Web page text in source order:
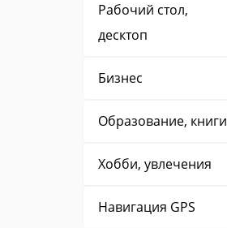
Рабочий стол,
десктоп
Бизнес
Образование, книги
Хобби, увлечения
Навигация GPS